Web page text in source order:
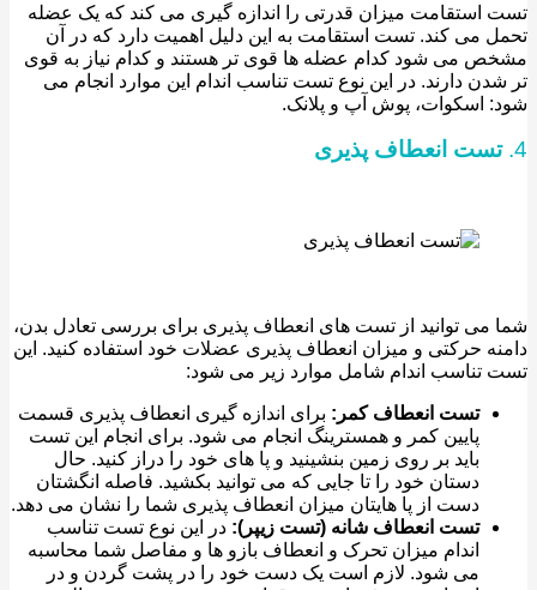
استقامت میزان قدرتی را اندازه گیری می کند که یک عضله
می کند. تست استقامت به این دلیل اهمیت دارد که در آن
می شود کدام عضله ها قوی تر هستند و کدام نیاز به قوی
دارند. در این نوع تست تناسب اندام این موارد انجام می
اسکوات، پوش آپ و پلانک.
انعطاف پذیری
می توانید از تست های انعطاف پذیری برای بررسی تعادل بدن،
حرکتی و میزان انعطاف پذیری عضلات خود استفاده کنید. این
تناسب اندام شامل موارد زیر می شود:
تست انعطاف کمر: برای اندازه گیری انعطاف پذیری قسمت
پایین کمر و همسترینگ انجام می شود. برای انجام این تست
باید بر روی زمین بنشینید و پا های خود را دراز کنید. حال
دستان خود را تا جایی که می توانید بکشید. فاصله انگشتان
دست از پا هایتان میزان انعطاف پذیری شما را نشان می دهد.
تست انعطاف شانه (تست زیپر): در این نوع تست تناسب
اندام میزان تحرک و انعطاف بازو ها و مفاصل شما محاسبه
می شود. لازم است یک دست خود را در پشت گردن و در